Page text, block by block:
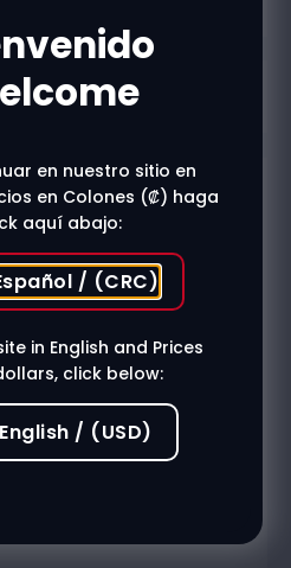
en nuestro sitio en
en Colones (₡) haga
aquí abajo:
/ (CRC)
in English and Prices
click below:
English / (USD)